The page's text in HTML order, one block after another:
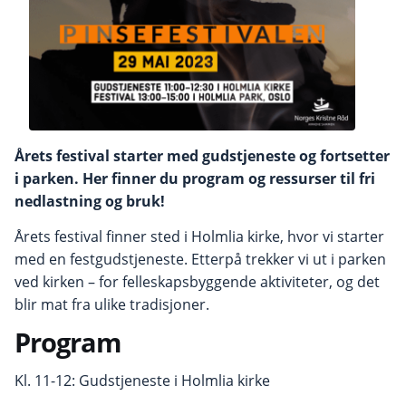
Årets festival starter med gudstjeneste og fortsetter
i parken. Her finner du program og ressurser til fri
nedlastning og bruk!
Årets festival finner sted i Holmlia kirke, hvor vi starter
med en festgudstjeneste. Etterpå trekker vi ut i parken
ved kirken – for felleskapsbyggende aktiviteter, og det
blir mat fra ulike tradisjoner.
Program
Kl. 11-12: Gudstjeneste i Holmlia kirke